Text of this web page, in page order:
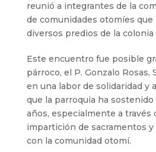
reunió a integrantes de la
de comunidades otomíes
diversos predios de la colonia
Este encuentro fue posible
párroco, el P. Gonzalo Rosas,
en una labor de solidaridad y
que la parroquia ha
años, especialmente a través
impartición de sacramentos y
con la comunidad otomí.